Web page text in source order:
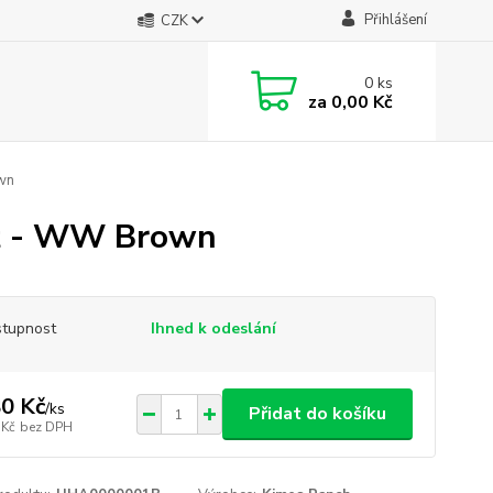
CZK Přihlášení
0ks
za 0,00 Kč
- WW Brown
Ihned k odeslání
Kč/ks
bez DPH
Přidat do košíku